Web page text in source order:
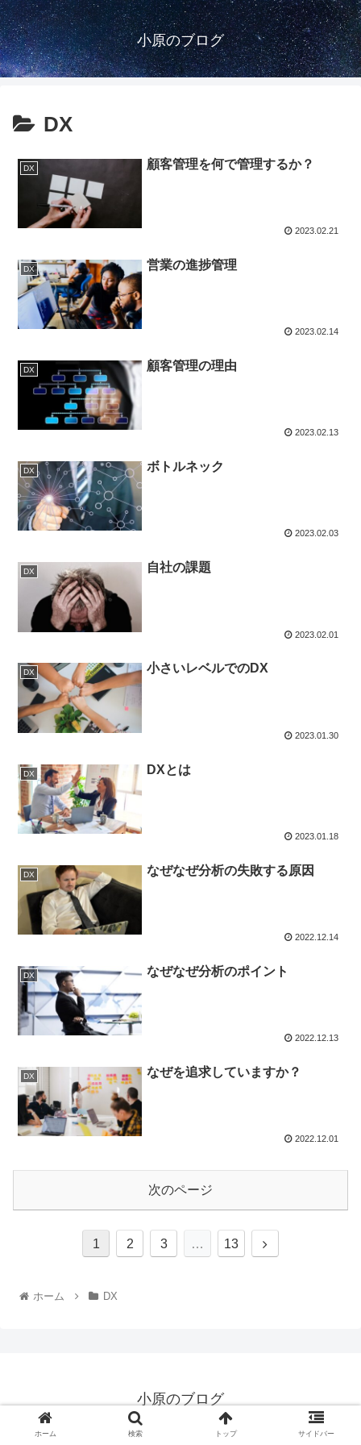
小原のブログ
DX
DX 顧客管理を何で管理するか？
2023.02.21
DX 営業の進捗管理
2023.02.14
DX 顧客管理の理由
2023.02.13
DX ボトルネック
2023.02.03
DX 自社の課題
2023.02.01
DX 小さいレベルでのDX
2023.01.30
DX DXとは
2023.01.18
DX なぜなぜ分析の失敗する原因
2022.12.14
DX なぜなぜ分析のポイント
2022.12.13
DX なぜを追求していますか？
2022.12.01
次のページ
1 2 3 … 13
ホーム DX
小原のブログ
© 2021 小原のブログ.
ホーム 検索 トップ サイドバー